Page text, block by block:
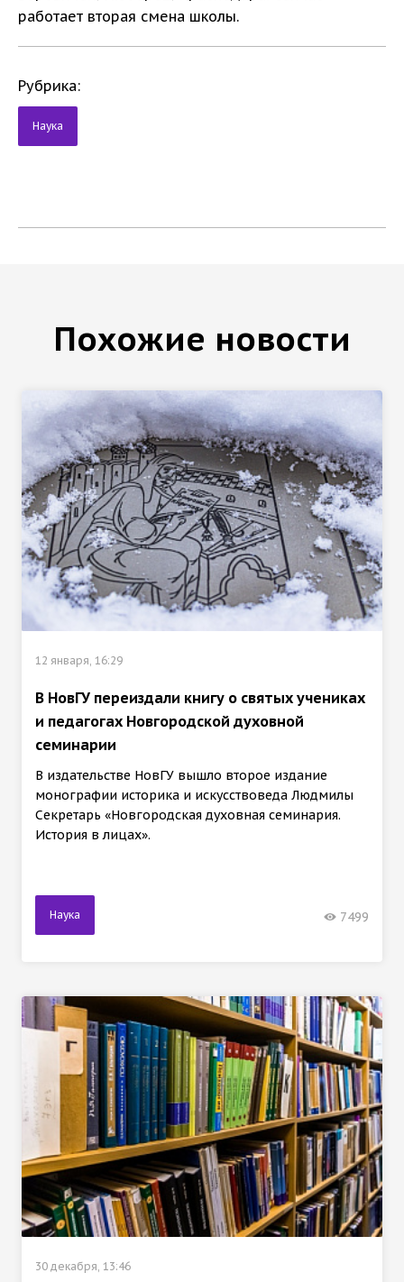
работает вторая смена школы.
Рубрика:
Наука
Похожие новости
12 января, 16:29
В НовГУ переиздали книгу о святых учениках
и педагогах Новгородской духовной
семинарии
В издательстве НовГУ вышло второе издание
монографии историка и искусствоведа Людмилы
Секретарь «Новгородская духовная семинария.
История в лицах».
Наука 7499
30 декабря, 13:46